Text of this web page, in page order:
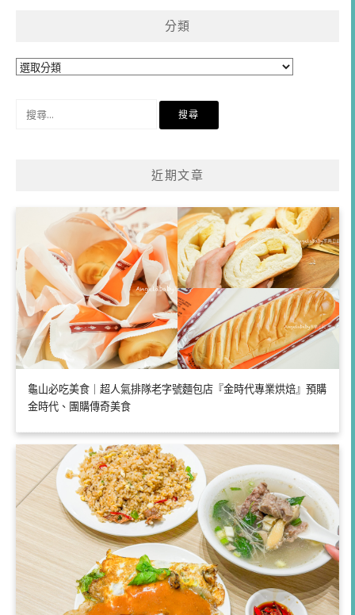
分類
分
近期文章
龜山必吃美食｜超人氣排隊老字號麵包店『金時代專業烘焙』預購
金時代、團購傳奇美食